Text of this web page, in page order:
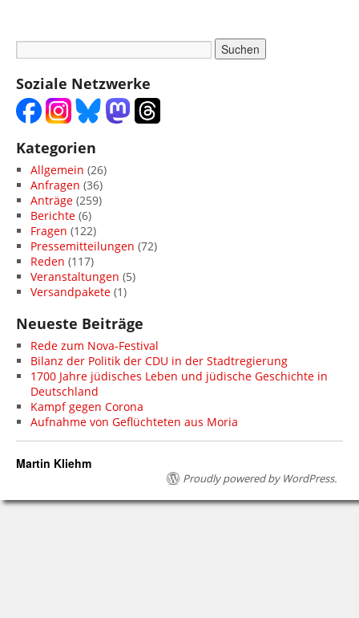
Soziale Netzwerke
Kategorien
Allgemein (26)
Anfragen (36)
Anträge (259)
Berichte (6)
Fragen (122)
Pressemitteilungen (72)
Reden (117)
Veranstaltungen (5)
Versandpakete (1)
Neueste Beiträge
Rede zum Nova-Festival
Bilanz der Politik der CDU in der Stadtregierung
1700 Jahre jüdisches Leben und jüdische Geschichte in
Deutschland
Kampf gegen Corona
Aufnahme von Geflüchteten aus Moria
Martin Kliehm
Proudly powered by WordPress.